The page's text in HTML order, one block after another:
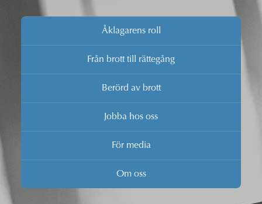
Åklagarens roll
Från brott till rättegång
Berörd av brott
Jobba hos oss
För media
Om oss